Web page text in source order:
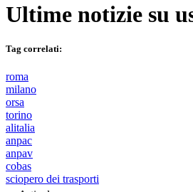
Ultime notizie su
Tag correlati:
roma
milano
orsa
torino
alitalia
anpac
anpav
cobas
sciopero dei trasporti